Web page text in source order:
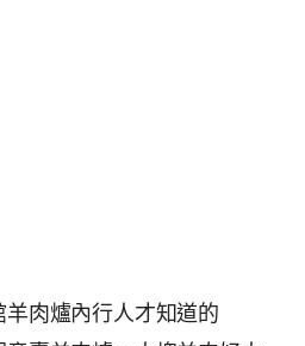
羊肉爐內行人才知道的